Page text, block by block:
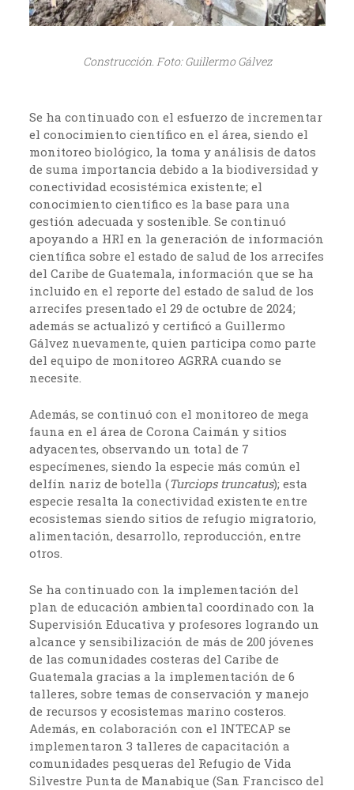
Construcción. Foto: Guillermo Gálvez
Se ha continuado con el esfuerzo de incrementar
el conocimiento científico en el área, siendo el
monitoreo biológico, la toma y análisis de datos
de suma importancia debido a la biodiversidad y
conectividad ecosistémica existente; el
conocimiento científico es la base para una
gestión adecuada y sostenible. Se continuó
apoyando a HRI en la generación de información
científica sobre el estado de salud de los arrecifes
del Caribe de Guatemala, información que se ha
incluido en el reporte del estado de salud de los
arrecifes presentado el 29 de octubre de 2024;
además se actualizó y certificó a Guillermo
Gálvez nuevamente, quien participa como parte
del equipo de monitoreo AGRRA cuando se
necesite.
Además, se continuó con el monitoreo de mega
fauna en el área de Corona Caimán y sitios
adyacentes, observando un total de 7
especímenes, siendo la especie más común el
delfín nariz de botella (Turciops truncatus); esta
especie resalta la conectividad existente entre
ecosistemas siendo sitios de refugio migratorio,
alimentación, desarrollo, reproducción, entre
otros.
Se ha continuado con la implementación del
plan de educación ambiental coordinado con la
Supervisión Educativa y profesores logrando un
alcance y sensibilización de más de 200 jóvenes
de las comunidades costeras del Caribe de
Guatemala gracias a la implementación de 6
talleres, sobre temas de conservación y manejo
de recursos y ecosistemas marino costeros.
Además, en colaboración con el INTECAP se
implementaron 3 talleres de capacitación a
comunidades pesqueras del Refugio de Vida
Silvestre Punta de Manabique (San Francisco del